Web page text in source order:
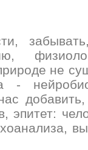
не
-
эпитет: